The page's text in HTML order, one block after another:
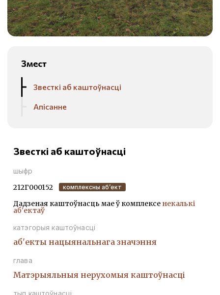
Змест
Звесткі аб каштоўнасці
Апісанне
Звесткі аб каштоўнасці
шыфр
212Г000152 комплексны аб’ект
Дадзеная каштоўнасць мае ў комплексе некалькі
аб'ектаў
катэгорыя каштоўнасці
аб'екты нацыянальнага значэння
глава
Матэрыяльныя нерухомыя каштоўнасці
тып каштоўнасці